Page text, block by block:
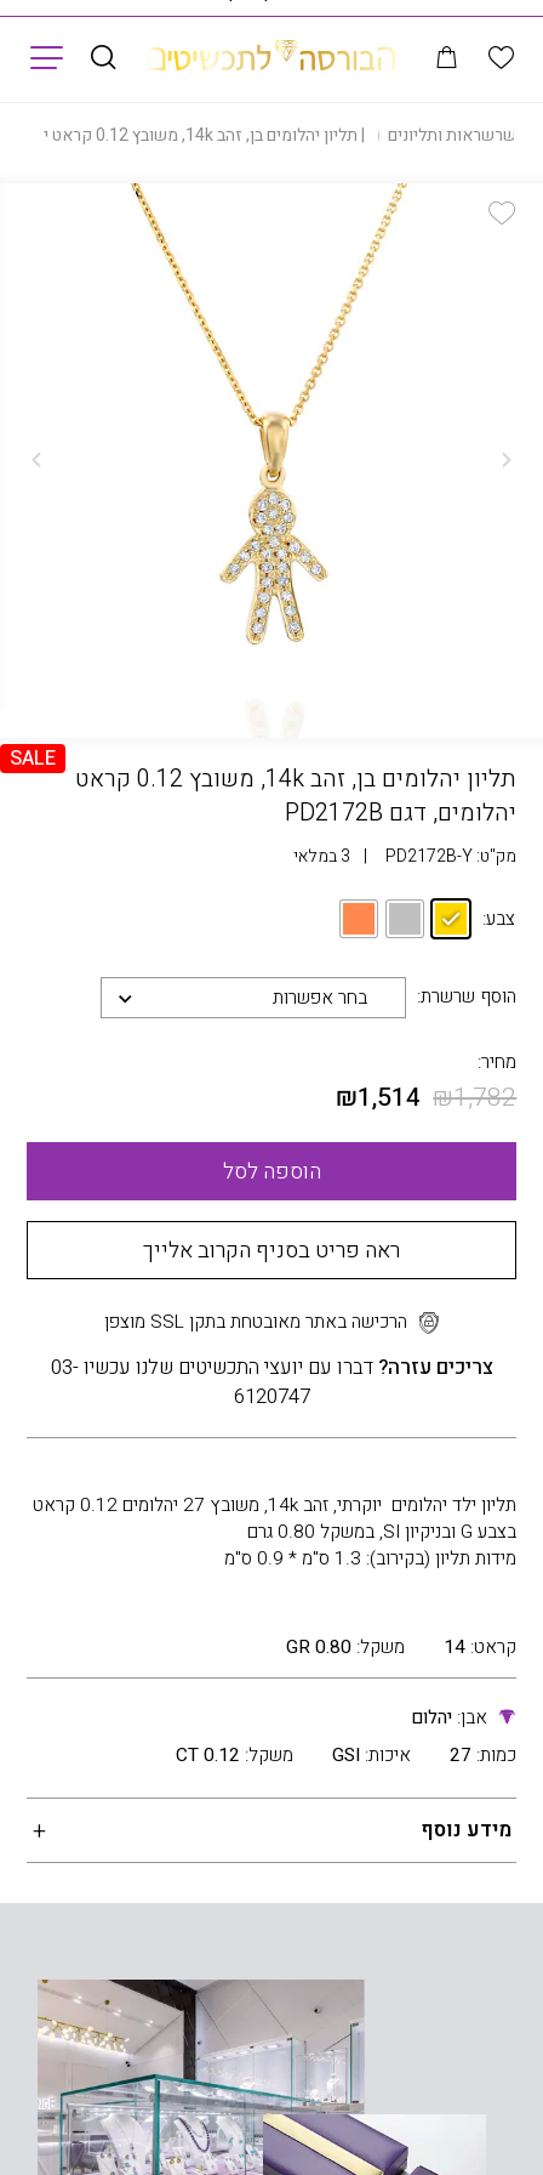
שרשראות ותליונים |תליון יהלומים בן, זהב 14k, משובץ 0.12 קראט יהלומים, דגם PD2172B
SALE
תליון יהלומים בן, זהב 14k, משובץ 0.12 קראט
יהלומים, דגם PD2172B
מק"ט:PD2172B-Y
| 3 במלאי
צבע:
הוסף שרשרת: בחר אפשרות
מחיר:
₪1,782
₪1,514
הוספה לסל
ראה פריט בסניף הקרוב אלייך
הרכישה באתר מאובטחת בתקן SSL מוצפן
צריכים עזרה?
דברו עם יועצי התכשיטים שלנו עכשיו 03-
6120747
תליון ילד יהלומים יוקרתי, זהב 14k, משובץ 27 יהלומים 0.12 קראט
בצבע G ובניקיון SI, במשקל 0.80 גרם
מידות תליון (בקירוב): 1.3 ס"מ * 0.9 ס"מ
קראט: 14 משקל: 0.80 GR
אבן:יהלום
כמות: 27 איכות: GSI משקל: 0.12 CT
מידע נוסף